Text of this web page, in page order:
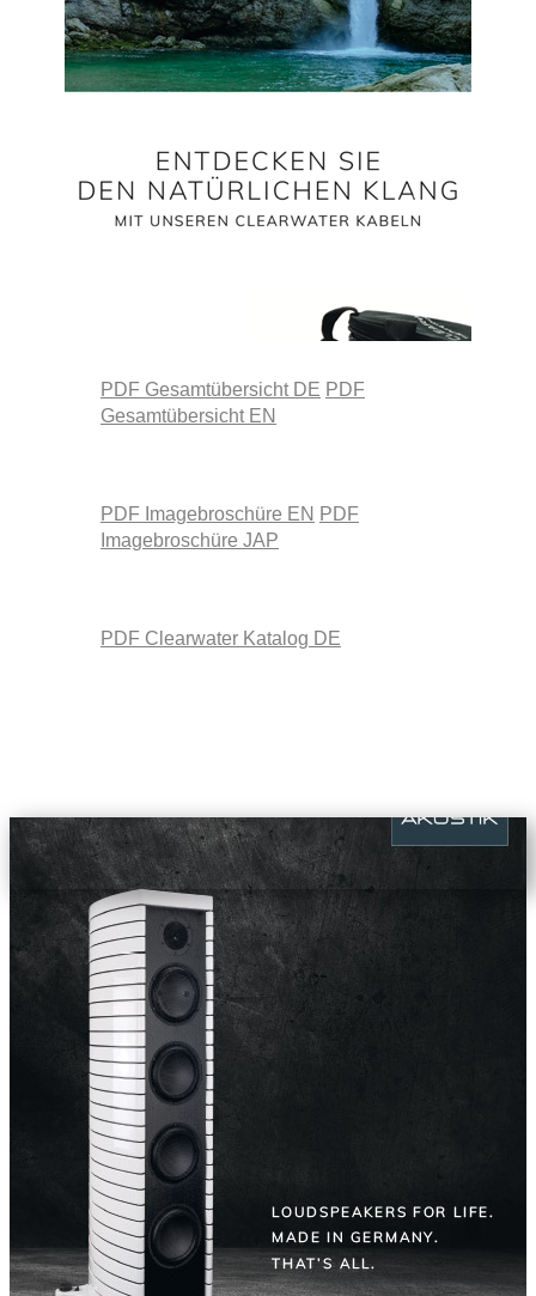
PDF Gesamtübersicht DE PDF
Gesamtübersicht EN
PDF Imagebroschüre EN PDF
Imagebroschüre JAP
PDF Clearwater Katalog DE